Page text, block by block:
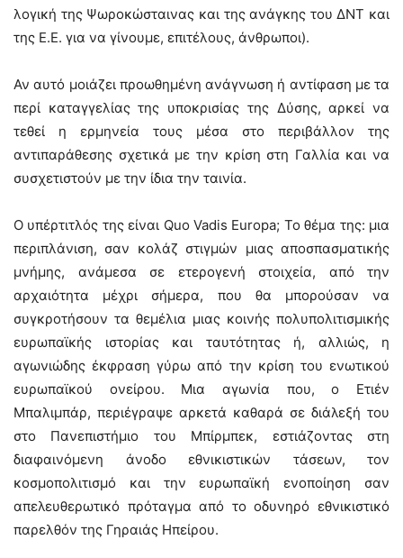
λογική της Ψωροκώσταινας και της ανάγκης του ΔΝΤ και
της Ε.Ε. για να γίνουμε, επιτέλους, άνθρωποι).
Αν αυτό μοιάζει προωθημένη ανάγνωση ή αντίφαση με τα
περί καταγγελίας της υποκρισίας της Δύσης, αρκεί να
τεθεί η ερμηνεία τους μέσα στο περιβάλλον της
αντιπαράθεσης σχετικά με την κρίση στη Γαλλία και να
συσχετιστούν με την ίδια την ταινία.
Ο υπέρτιτλός της είναι Quo Vadis Europa; Το θέμα της: μια
περιπλάνιση, σαν κολάζ στιγμών μιας αποσπασματικής
μνήμης, ανάμεσα σε ετερογενή στοιχεία, από την
αρχαιότητα μέχρι σήμερα, που θα μπορούσαν να
συγκροτήσουν τα θεμέλια μιας κοινής πολυπολιτισμικής
ευρωπαϊκής ιστορίας και ταυτότητας ή, αλλιώς, η
αγωνιώδης έκφραση γύρω από την κρίση του ενωτικού
ευρωπαϊκού ονείρου. Μια αγωνία που, ο Ετιέν
Μπαλιμπάρ, περιέγραψε αρκετά καθαρά σε διάλεξή του
στο Πανεπιστήμιο του Μπίρμπεκ, εστιάζοντας στη
διαφαινόμενη άνοδο εθνικιστικών τάσεων, τον
κοσμοπολιτισμό και την ευρωπαϊκή ενοποίηση σαν
απελευθερωτικό πρόταγμα από το οδυνηρό εθνικιστικό
παρελθόν της Γηραιάς Ηπείρου.